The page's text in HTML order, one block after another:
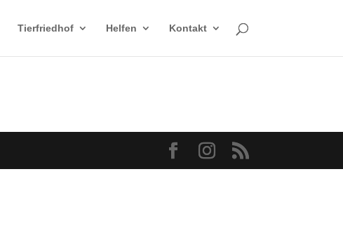
Tierfriedhof Helfen Kontakt